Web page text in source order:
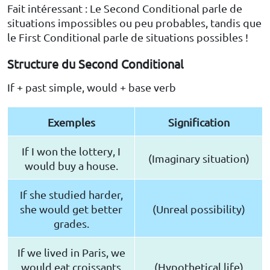
Fait intéressant : Le Second Conditional parle de
situations impossibles ou peu probables, tandis que
le First Conditional parle de situations possibles !
Structure du Second Conditional
If + past simple, would + base verb
Exemples Signification
If I won the lottery, I
would buy a house.
(Imaginary situation)
If she studied harder,
she would get better
grades.
(Unreal possibility)
If we lived in Paris, we
would eat croissants
(Hypothetical life)